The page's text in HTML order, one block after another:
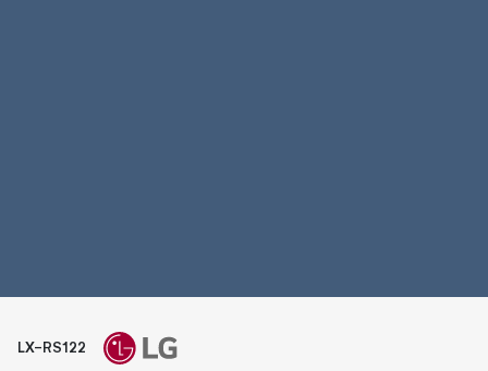
LX-RS122